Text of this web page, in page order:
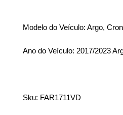
Modelo do Veículo: Argo,
Ano do Veículo: 2017/2023
Sku: FAR1711VD